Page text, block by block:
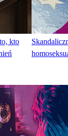
kto